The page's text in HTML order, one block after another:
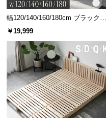
幅120/140/160/180cm ブラックフ
レーム ダイニング 大理石調 4人掛
￥19,999